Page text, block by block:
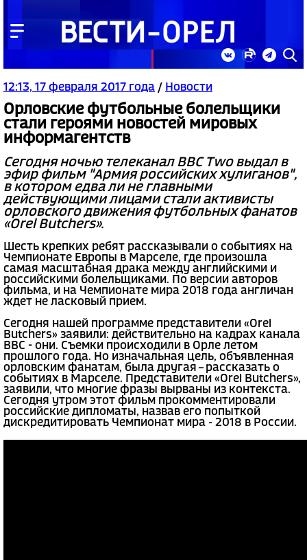
12:13, 17 февраля 2017 года / Новости
Орловские футбольные болельщики
стали героями новостей мировых
информагентств
Сегодня ночью телеканал BBC Two выдал в
эфир фильм "Армия российских хулиганов",
в котором едва ли не главными
действующими лицами стали активисты
орловского движения футбольных фанатов
«Orel Butchers».
Шесть крепких ребят рассказывали о событиях на
Чемпионате Европы в Марселе, где произошла
самая масштабная драка между английскими и
российскими болельщиками. По версии авторов
фильма, и на Чемпионате мира 2018 года англичан
ждет не ласковый прием.
Сегодня нашей программе представители «Orel
Butchers» заявили: действительно на кадрах канала
BBC - они. Съемки происходили в Орле летом
прошлого года. Но изначальная цель, объявленная
орловским фанатам, была другая – рассказать о
событиях в Марселе. Представители «Orel Butchers»,
заявили, что многие фразы вырваны из контекста.
Сегодня утром этот фильм прокомментировали
российские дипломаты, назвав его попыткой
дискредитировать Чемпионат мира - 2018 в России.